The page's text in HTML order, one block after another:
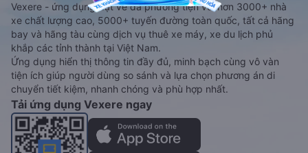
Vexere - ứng dụng đặt vé đa phương tiện với hơn 3000+ nhà
xe chất lượng cao, 5000+ tuyến đường toàn quốc, tất cả hãng
bay và hãng tàu cùng dịch vụ thuê xe máy, xe du lịch phủ
khắp các tỉnh thành tại Việt Nam.
Ứng dụng hiển thị thông tin đầy đủ, minh bạch cùng vô vàn
tiện ích giúp người dùng so sánh và lựa chọn phương án di
chuyển tiết kiệm, nhanh chóng và phù hợp nhất.
Tải ứng dụng Vexere ngay